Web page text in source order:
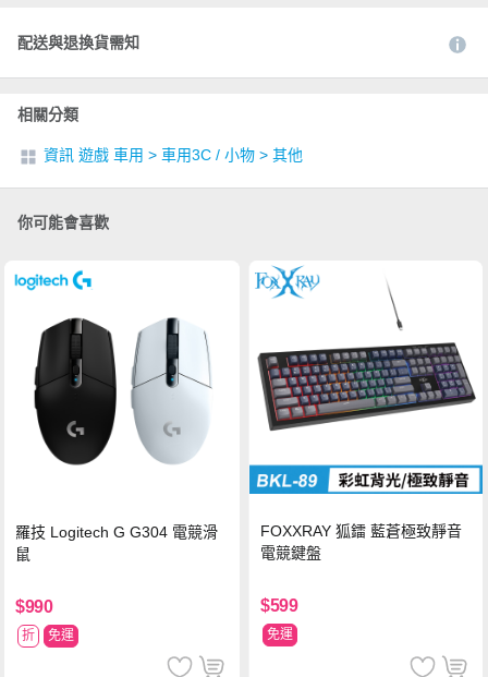
配送與退換貨需知
相關分類
資訊 遊戲 車用 > 車用3C / 小物 > 其他
你可能會喜歡
羅技 Logitech G G304 電競滑
鼠
$990
折 免運
FOXXRAY 狐鐳 藍蒼極致靜音
電競鍵盤
$599
免運